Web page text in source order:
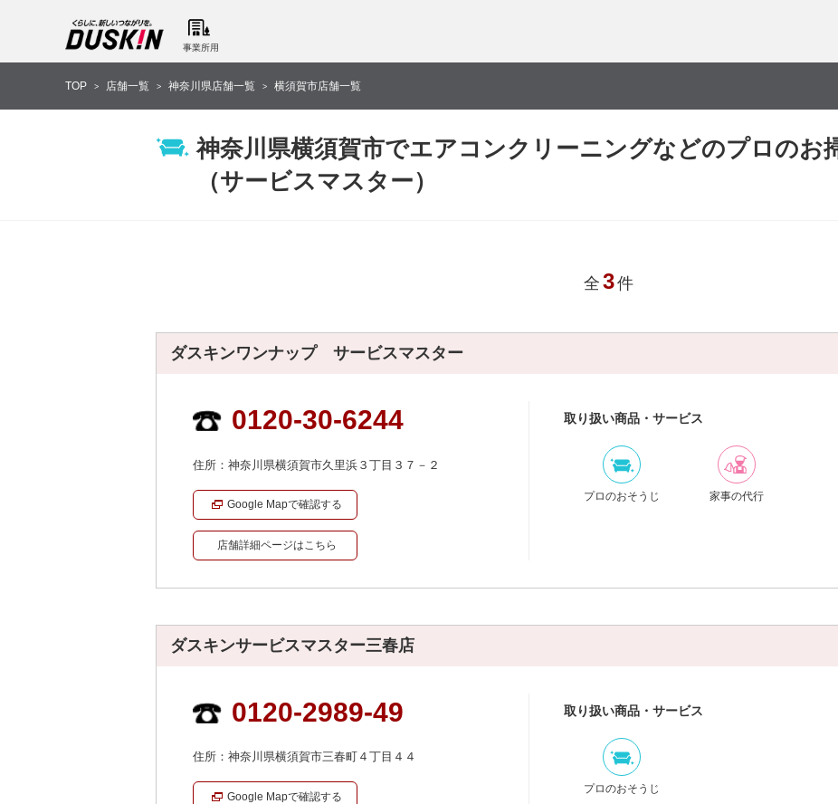
事業所用
TOP > 店舗一覧 > 神奈川県店舗一覧 > 横須賀市店舗一覧
神奈川県横須賀市でエアコンクリーニングなどのプロのお
（サービスマスター）
全 3件
ダスキンワンナップ サービスマスター
0120-30-6244
住所：神奈川県横須賀市久里浜３丁目３７－２
Google Mapで確認する
店舗詳細ページはこちら
取り扱い商品・サービス
プロのおそうじ 家事の代行
ダスキンサービスマスター三春店
0120-2989-49
住所：神奈川県横須賀市三春町４丁目４４
Google Mapで確認する
取り扱い商品・サービス
プロのおそうじ